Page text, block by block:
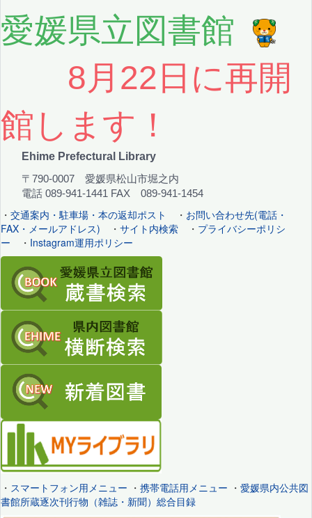
愛媛県立図書館
8月22日に再開
館します！
Ehime Prefectural Library
〒790-0007 愛媛県松山市堀之内
電話 089-941-1441 FAX 089-941-1454
・ 交通案内・駐車場・本の返却ポスト ・ お問い合わせ先(電話・
FAX・メールアドレス) ・ サイト内検索 ・ プライバシーポリシ
ー ・ Instagram運用ポリシー
・ スマートフォン用メニュー ・ 携帯電話用メニュー ・ 愛媛県内公共図
書館所蔵逐次刊行物（雑誌・新聞）総合目録